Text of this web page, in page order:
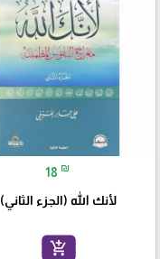
18 ₪
لأنك الله (الجزء الثاني)
add_shopping_cart